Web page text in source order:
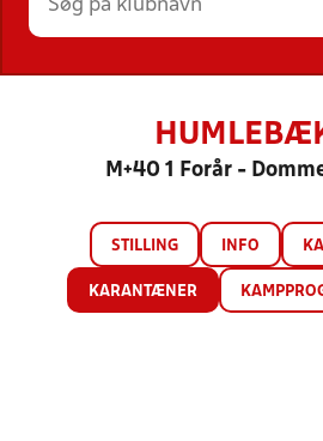
M+40 1 Forår -
STILLING INFO
KARANTÆNER